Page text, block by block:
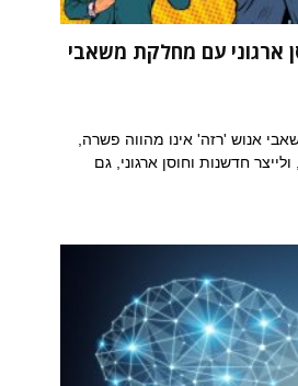
ארגוני עם מחלקת משאבי
אנוש 'רזה' אינו מהווה פשרה,
חדשנות וחוסן ארגוני, גם